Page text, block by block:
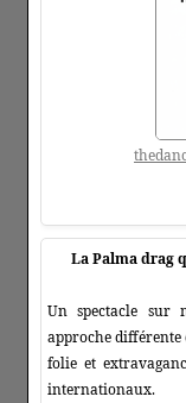
La Palma drag
Un spectacle sur
approche différente
folie et
internationaux.